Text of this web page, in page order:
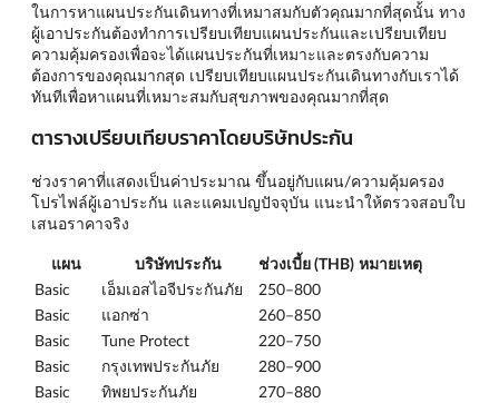
ในการหาแผนประกันเดินทางที่เหมาสมกับตัวคุณมากที่สุดนั้น ทาง
ผู้เอาประกันต้องทำการเปรียบเทียบแผนประกันและเปรียบเทียบ
ความคุ้มครองเพื่อจะได้แผนประกันที่เหมาะและตรงกับความ
ต้องการของคุณมากสุด เปรียบเทียบแผนประกันเดินทางกับเราได้
ทันทีเพื่อหาแผนที่เหมาะสมกับสุขภาพของคุณมากที่สุด
ตารางเปรียบเทียบราคาโดยบริษัทประกัน
ช่วงราคาที่แสดงเป็นค่าประมาณ ขึ้นอยู่กับแผน/ความคุ้มครอง
โปรไฟล์ผู้เอาประกัน และแคมเปญปัจจุบัน แนะนำให้ตรวจสอบใบ
เสนอราคาจริง
แผน บริษัทประกัน ช่วงเบี้ย (THB) หมายเหตุ
Basic
เอ็มเอสไอจีประกันภัย
250–800
Basic
แอกซ่า
260–850
Basic
Tune Protect
220–750
Basic
กรุงเทพประกันภัย
280–900
Basic
ทิพยประกันภัย
270–880